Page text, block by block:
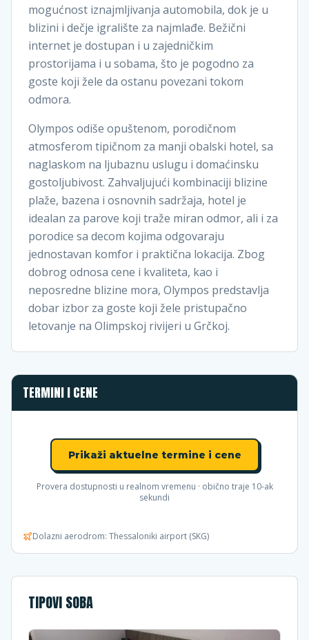
mogućnost iznajmljivanja automobila, dok je u
blizini i dečje igralište za najmlađe. Bežični
internet je dostupan i u zajedničkim
prostorijama i u sobama, što je pogodno za
goste koji žele da ostanu povezani tokom
odmora.
Olympos odiše opuštenom, porodičnom
atmosferom tipičnom za manji obalski hotel, sa
naglaskom na ljubaznu uslugu i domaćinsku
gostoljubivost. Zahvaljujući kombinaciji blizine
plaže, bazena i osnovnih sadržaja, hotel je
idealan za parove koji traže miran odmor, ali i za
porodice sa decom kojima odgovaraju
jednostavan komfor i praktična lokacija. Zbog
dobrog odnosa cene i kvaliteta, kao i
neposredne blizine mora, Olympos predstavlja
dobar izbor za goste koji žele pristupačno
letovanje na Olimpskoj rivijeri u Grčkoj.
TERMINI I CENE
Prikaži aktuelne termine i cene
Provera dostupnosti u realnom vremenu · obično traje 10-ak
sekundi
Dolazni aerodrom: Thessaloniki airport (SKG)
TIPOVI SOBA